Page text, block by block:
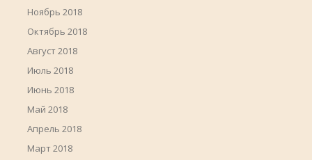
Ноябрь 2018
Октябрь 2018
Август 2018
Июль 2018
Июнь 2018
Май 2018
Апрель 2018
Март 2018